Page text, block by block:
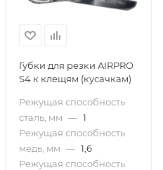
Губки для резки AIRPRO
S4 к клещям (кусачкам)
Режущая способность
сталь, мм — 1
Режущая способность
медь, мм — 1,6
Режущая способность